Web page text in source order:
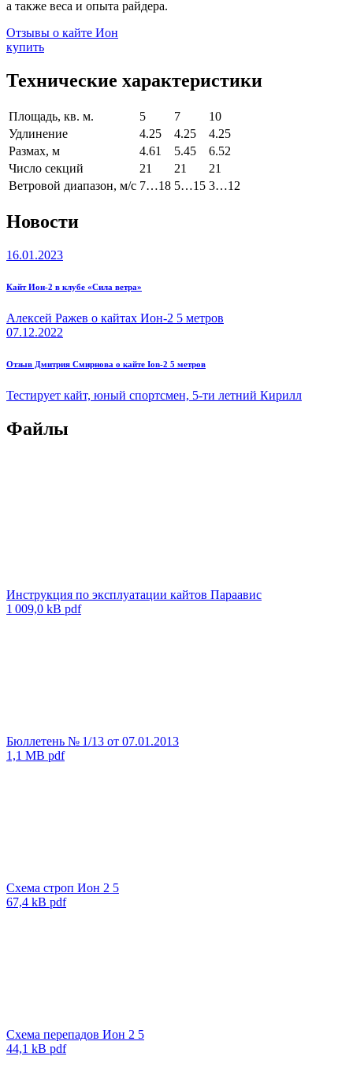
а также веса и опыта райдера.
Отзывы о кайте Ион
купить
Технические характеристики
Площадь, кв. м. 5 7
10
Удлинение
4.25 4.25
4.25
Размах, м
4.61 5.45
6.52
Число секций
21 21
21
Ветровой диапазон, м/с 7…18 5…15 3…12
Новости
16.01.2023
Кайт Ион-2 в клубе «Сила ветра»
Алексей Ражев о кайтах Ион-2 5 метров
07.12.2022
Отзыв Дмитрия Смирнова о кайте Ion-2 5 метров
Тестирует кайт, юный спортсмен, 5-ти летний Кирилл
Файлы
Инструкция по эксплуатации кайтов Параавис
1 009,0 kB pdf
Бюллетень № 1/13 от 07.01.2013
1,1 MB pdf
Схема строп Ион 2 5
67,4 kB pdf
Схема перепадов Ион 2 5
44,1 kB pdf